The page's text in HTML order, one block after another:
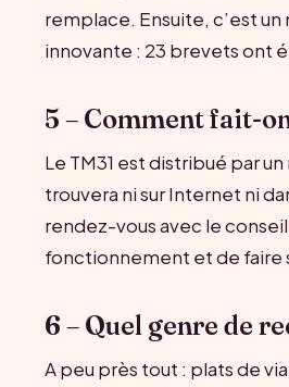
remplace. Ensuite, c’est
innovante : 23 brevets ont
5 – Comment fait-
Le TM31 est distribué par
trouvera ni sur Internet ni
rendez-vous avec le
fonctionnement et de faire
6 – Quel genre de
A peu près tout : plats de